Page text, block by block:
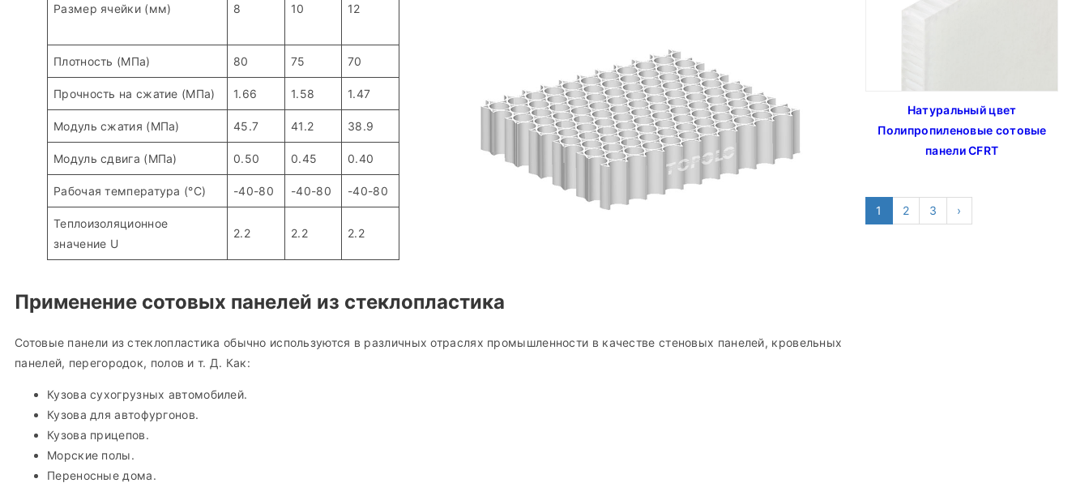
Размер ячейки (мм) 8 10 12
Плотность (МПа) 80 75 70
Прочность на сжатие (МПа) 1.66 1.58 1.47
Модуль сжатия (МПа) 45.7 41.2 38.9
Модуль сдвига (МПа) 0.50 0.45 0.40
Рабочая температура (°C) -40-80 -40-80 -40-80
Теплоизоляционное
значение U
2.2 2.2 2.2
Применение сотовых панелей из стеклопластика
Сотовые панели из стеклопластика обычно используются в различных отраслях промышленности в качестве стеновых панелей, кровельных
панелей, перегородок, полов и т. Д. Как:
Кузова сухогрузных автомобилей.
Кузова для автофургонов.
Кузова прицепов.
Морские полы.
Переносные дома.
Натуральный цвет
Полипропиленовые сотовые
панели CFRT
1 2 3 ›